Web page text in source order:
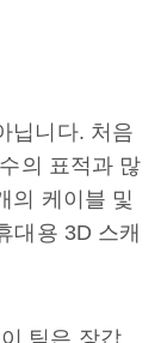
닙니다. 처음
의 표적과 많
의 케이블 및
대용 3D 스캐